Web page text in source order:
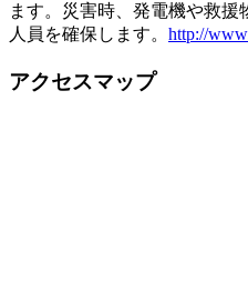
ます。災害時、発電機や救援
人員を確保します。 http://
アクセスマップ